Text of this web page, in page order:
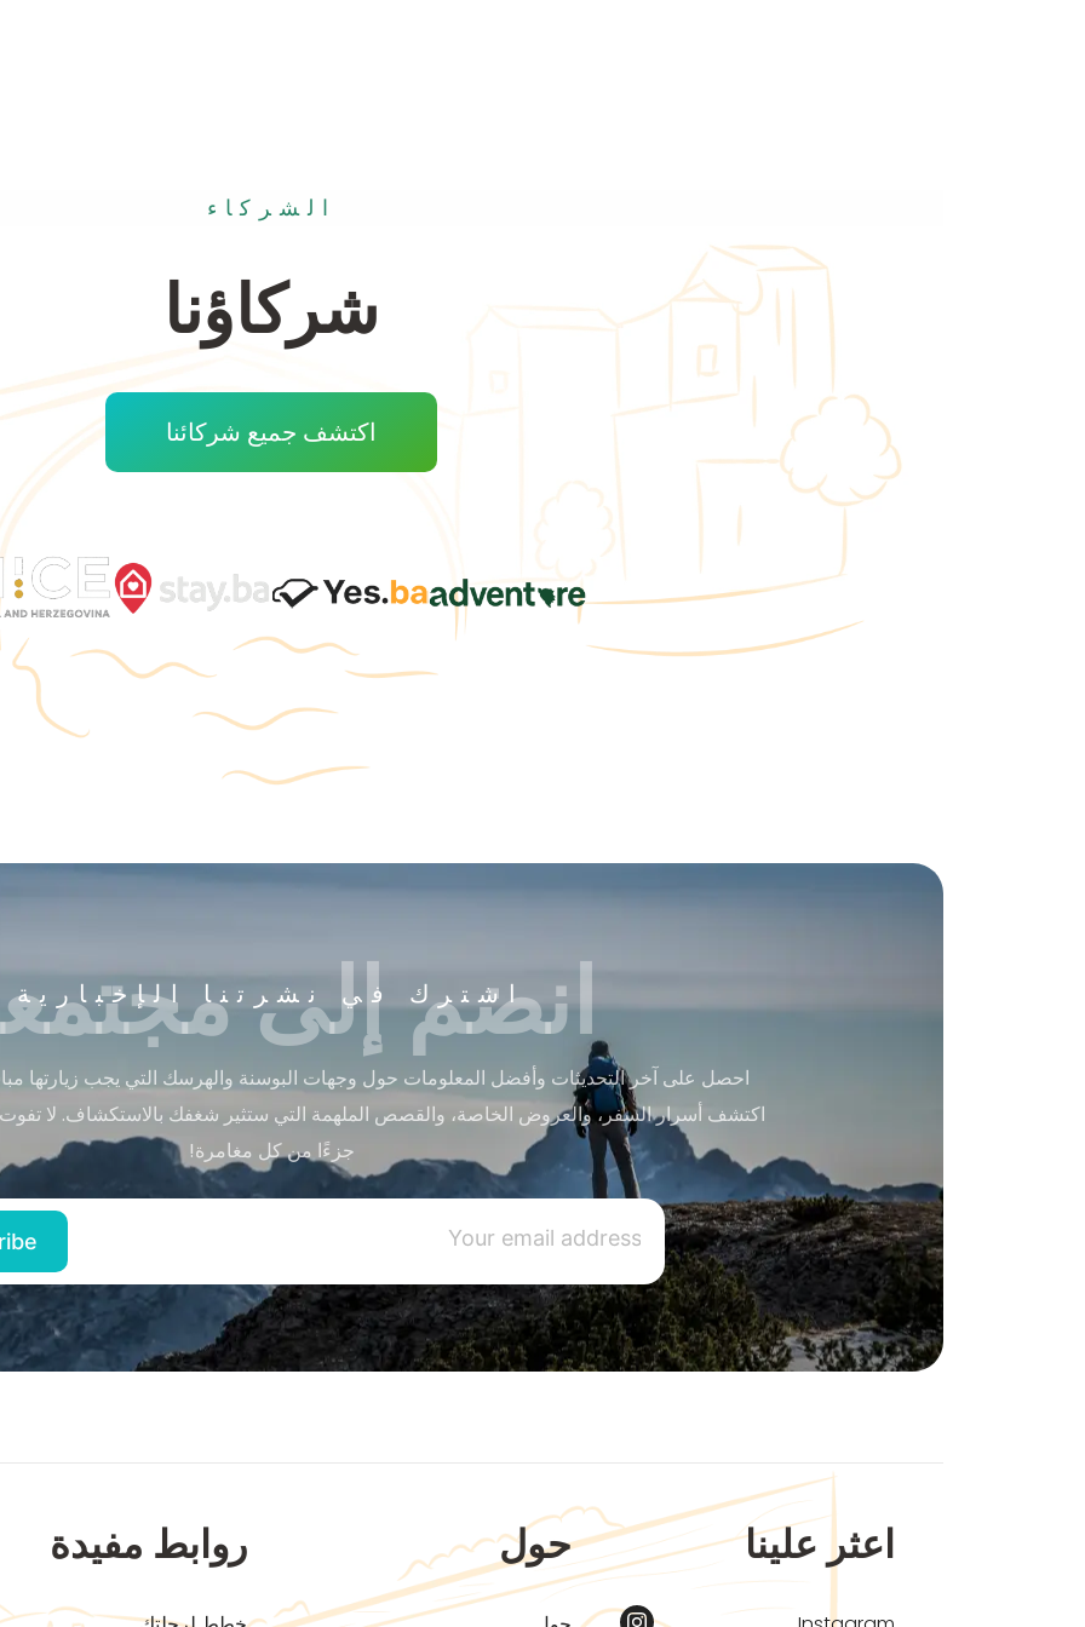
الشركاء
شركاؤنا
اكتشف جميع شركائنا
اشترك في نشرتنا الإخبارية
انضم إلى
احصل على آخر التحديثات وأفضل المعلومات حول وجهات البوسنة والهرسك التي يجب زيارتها
اكتشف أسرار السفر، والعروض الخاصة، والقصص الملهمة التي ستثير شغفك بالاستكشاف. لا
جزءًا من كل مغامرة!
اعثر علينا حول روابط مفيدة